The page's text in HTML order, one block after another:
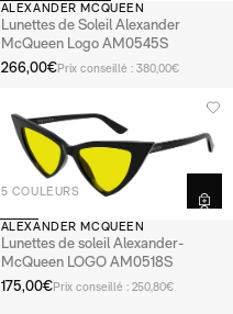
ALEXANDER MCQUEEN
Lunettes de Soleil Alexander
McQueen Logo AM0545S
266,00€Prix conseillé : 380,00€
5 COULEURS
ALEXANDER MCQUEEN
Lunettes de soleil Alexander-
McQueen LOGO AM0518S
175,00€Prix conseillé : 250,80€